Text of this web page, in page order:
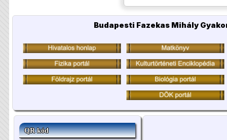
Budapesti Fazekas Mihály
QR kód